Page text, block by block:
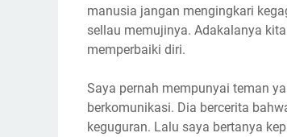
manusia jangan mengingkari
sellau memujinya. Adakalanya
memperbaiki diri.
Saya pernah mempunyai teman
berkomunikasi. Dia bercerita
keguguran. Lalu saya bertanya